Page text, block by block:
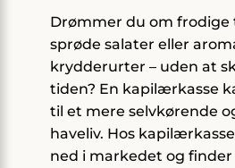
Drømmer du om
sprøde salater eller
krydderurter – uden at
tiden? En kapilærkasse
til et mere selvkørende
haveliv. Hos
ned i markedet og